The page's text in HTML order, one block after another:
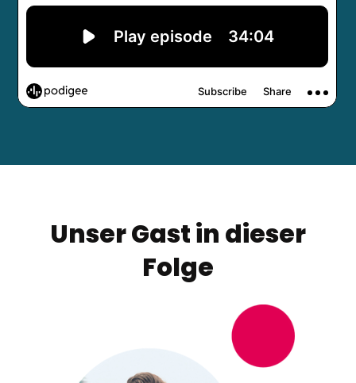
Unser Gast in dieser
Folge